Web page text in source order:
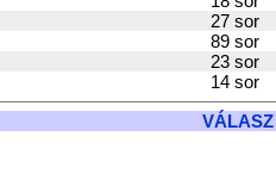
27
89
23
14
VÁLASZ